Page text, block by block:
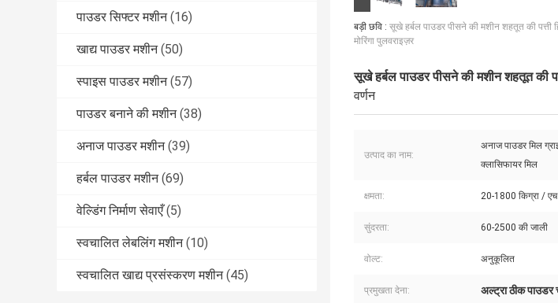
पाउडर सिफ्टर मशीन (16)
खाद्य पाउडर मशीन (50)
स्पाइस पाउडर मशीन (57)
पाउडर बनाने की मशीन (38)
अनाज पाउडर मशीन (39)
हर्बल पाउडर मशीन (69)
वेल्डिंग निर्माण सेवाएँ (5)
स्वचालित लेबलिंग मशीन (10)
स्वचालित खाद्य प्रसंस्करण मशीन (45)
बड़ी छवि : सूखे हर्बल पाउडर पीसने की मशीन शहतूत की पत्ती
मोरिंगा पुलवराइज़र
सूखे हर्बल पाउडर पीसने की मशीन शहतूत की
वर्णन
उत्पाद का नाम:
अनाज पाउडर मिल
क्लासिफायर मिल
क्षमता: 20-1800 किग्रा / एच
सुंदरता: 60-2500 की जाली
वोल्ट: अनुकूलित
प्रमुखता देना: अल्ट्रा ठीक पाउडर